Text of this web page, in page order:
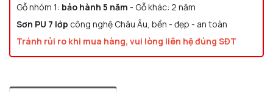
Gỗ nhóm 1: bảo hành 5 năm - Gỗ khác: 2 năm
Sơn PU 7 lớp công nghệ Châu Âu, bền - đẹp - an toàn
Tránh rủi ro khi mua hàng, vui lòng liên hệ đúng SĐT